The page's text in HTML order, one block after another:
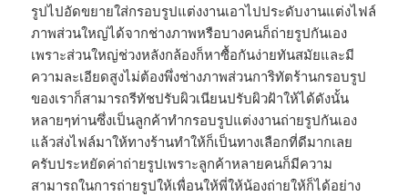
รูปไปอัดขยายใส่กรอบรูปแต่งงานเอาไปประดับงานแต่งไฟล์
ภาพส่วนใหญ่ได้จากช่างภาพหรือบางคนก็ถ่ายรูปกันเอง
เพราะส่วนใหญ่ช่วงหลังกล้องก็หาซื้อกันง่ายทันสมัยและมี
ความละเอียดสูงไม่ต้องพึ่งช่างภาพส่วนการิทัตร้านกรอบรูป
ของเราก็สามารถรีทัชปรับผิวเนียนปรับผิวฝ้าให้ได้ดังนั้น
หลายๆท่านซึ่งเป็นลูกค้าทำกรอบรูปแต่งงานถ่ายรูปกันเอง
แล้วส่งไฟล์มาให้ทางร้านทำให้ก็เป็นทางเลือกที่ดีมากเลย
ครับประหยัดค่าถ่ายรูปเพราะลูกค้าหลายคนก็มีความ
สามารถในการถ่ายรูปให้เพื่อนให้พี่ให้น้องถ่ายให้ก็ได้อย่าง